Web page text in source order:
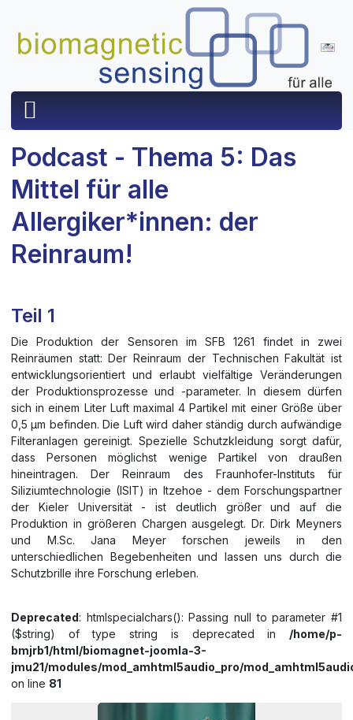
Podcast - Thema 5: Das
Mittel für alle
Allergiker*innen: der
Reinraum!
Teil 1
Die Produktion der Sensoren im SFB 1261 findet in zwei
Reinräumen statt: Der Reinraum der Technischen Fakultät ist
entwicklungsorientiert und erlaubt vielfältige Veränderungen
der Produktionsprozesse und -parameter. In diesem dürfen
sich in einem Liter Luft maximal 4 Partikel mit einer Größe über
0,5 µm befinden. Die Luft wird daher ständig durch aufwändige
Filteranlagen gereinigt. Spezielle Schutzkleidung sorgt dafür,
dass Personen möglichst wenige Partikel von draußen
hineintragen. Der Reinraum des Fraunhofer-Instituts für
Siliziumtechnologie (ISIT) in Itzehoe - dem Forschungspartner
der Kieler Universität - ist deutlich größer und auf die
Produktion in größeren Chargen ausgelegt. Dr. Dirk Meyners
und M.Sc. Jana Meyer forschen jeweils in den
unterschiedlichen Begebenheiten und lassen uns durch die
Schutzbrille ihre Forschung erleben.
Deprecated: htmlspecialchars(): Passing null to parameter #1
($string) of type string is deprecated in /home/p-
bmjrb1/html/biomagnet-joomla-3-
jmu21/modules/mod_amhtml5audio_pro/
on line 81